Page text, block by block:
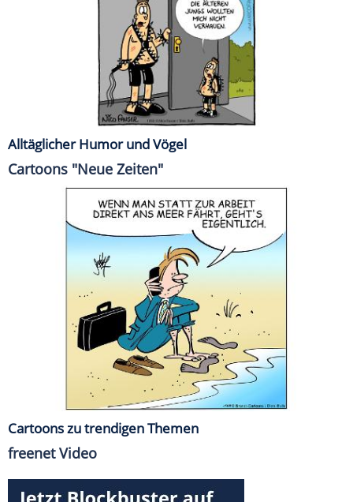
Alltäglicher Humor und Vögel
Cartoons "Neue Zeiten"
Cartoons zu trendigen Themen
freenet Video